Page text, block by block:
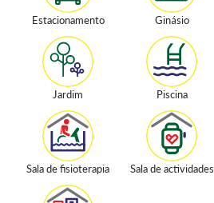
Estacionamento Ginásio
Jardim Piscina
Sala de fisioterapia Sala de actividades